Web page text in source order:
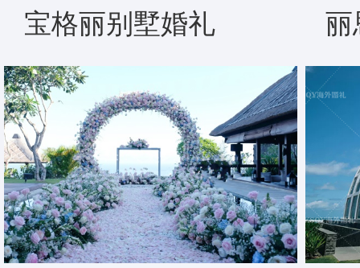
宝格丽别墅婚礼 丽